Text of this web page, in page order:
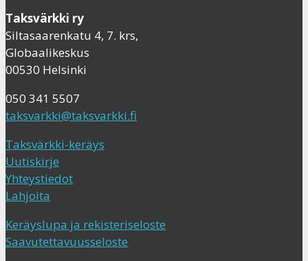
Taksvärkki ry
Siltasaarenkatu 4, 7. krs,
Globaalikeskus
00530 Helsinki
050 341 5507
taksvarkki@taksvarkki.fi
Taksvärkki-keräys
Uutiskirje
Yhteystiedot
Lahjoita
Keräyslupa ja rekisteriseloste
Saavutettavuusseloste